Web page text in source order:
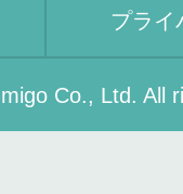
プライ
Co., Ltd. All